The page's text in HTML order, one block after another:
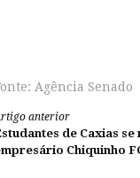
Agência Senado
anterior
de Caxias se
Chiquinho